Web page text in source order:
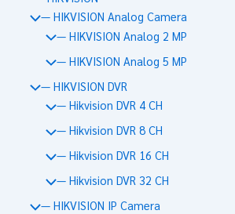
— HIKVISION Analog Camera
— HIKVISION Analog 2 MP
— HIKVISION Analog 5 MP
— HIKVISION DVR
— Hikvision DVR 4 CH
— Hikvision DVR 8 CH
— Hikvision DVR 16 CH
— Hikvision DVR 32 CH
— HIKVISION IP Camera